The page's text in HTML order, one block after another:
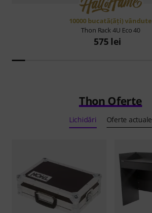
10000 bucată(ăţi) vândute
Thon Rack 4U Eco 40
575 lei
Thon Oferte
Lichidări Oferte actuale